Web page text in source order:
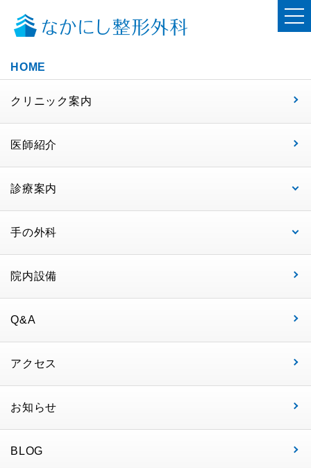
HOME
クリニック案内
医師紹介
診療案内
手の外科
院内設備
Q&A
アクセス
お知らせ
BLOG